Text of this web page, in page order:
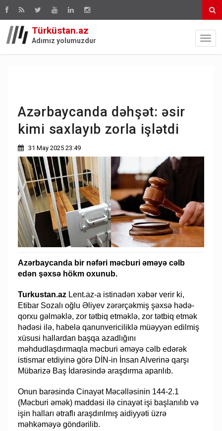
Türküstan.az
Adımız yolumuzdur
Azərbaycanda dəhşət: əsir
kimi saxlayıb zorla işlətdi
31 May 2025 23:49
Azərbaycanda bir nəfəri məcburi əməyə cəlb
edən şəxsə hökm oxunub.
Turkustan.az Lent.az-a istinadən xəbər verir ki,
Etibar Sozalı oğlu Əliyev zərərçəkmiş şəxsə hədə-
qorxu gəlməklə, zor tətbiq etməklə, zor tətbiq etmək
hədəsi ilə, habelə qanunvericiliklə müəyyən edilmiş
xüsusi hallardan başqa azadlığını
məhdudlaşdırmaqla məcburi əməyə cəlb edərək
istismar etdiyinə görə DİN-in İnsan Alverinə qarşı
Mübarizə Baş İdarəsində araşdırma aparılıb.
Onun barəsində Cinayət Məcəlləsinin 144-2.1
(Məcburi əmək) maddəsi ilə cinayət işi başlanılıb və
işin halları ətraflı araşdırılmış aidiyyəti üzrə
məhkəməyə göndərilib.